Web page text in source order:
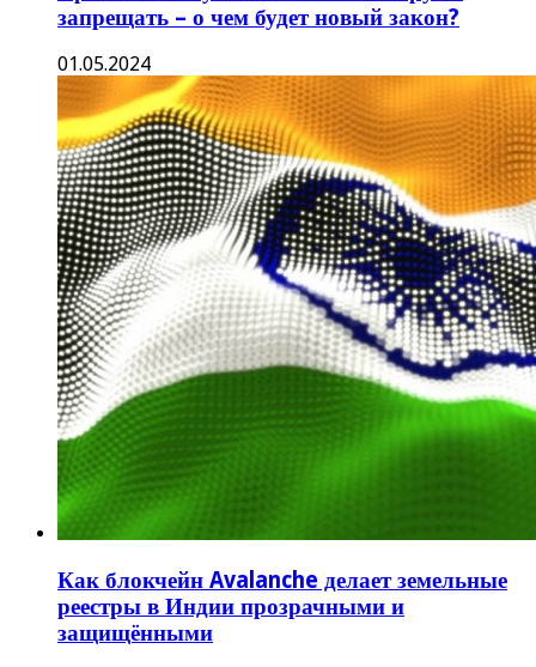
запрещать – о чем будет новый закон?
01.05.2024
Как блокчейн Avalanche делает земельные
реестры в Индии прозрачными и
защищёнными